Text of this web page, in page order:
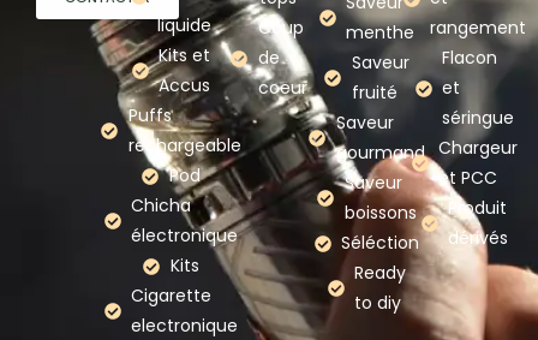
liquide
Kits et
Accus
Puffs
rechargeable
Pod
Chicha
électronique
Kits
Cigarette
electronique
Coup
de
coeur
menthe
Saveur
fruité
Saveur
gourmand
Saveur
boissons
Séléction
Ready
to diy
rangement
Flacon
et
séringue
Chargeur
et PCC
Produit
dérivés